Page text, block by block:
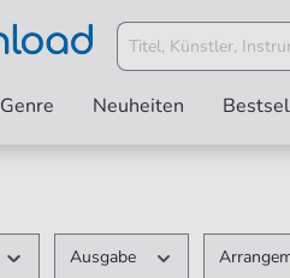
Genre Neuheiten
Ausgabe